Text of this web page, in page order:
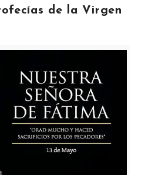
de la Virgen